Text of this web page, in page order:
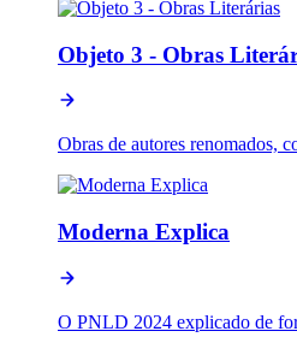
Objeto 3 - Obras
Obras de autores renomados,
Moderna Explica
O PNLD 2024 explicado de